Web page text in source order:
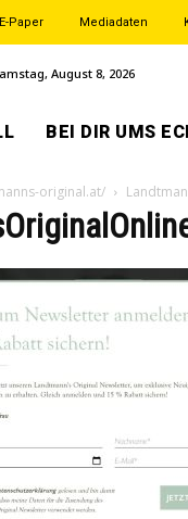
E-Paper Mediadaten
August 8, 2026
BEI DIR UMS
original.at/